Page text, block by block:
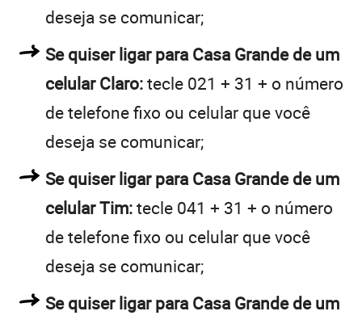
deseja se comunicar;
Se quiser ligar para Casa Grande de um
celular Claro:tecle 021 + 31 + o número
de telefone fixo ou celular que você
deseja se comunicar;
Se quiser ligar para Casa Grande de um
celular Tim:tecle 041 + 31 + o número
de telefone fixo ou celular que você
deseja se comunicar;
Se quiser ligar para Casa Grande de um